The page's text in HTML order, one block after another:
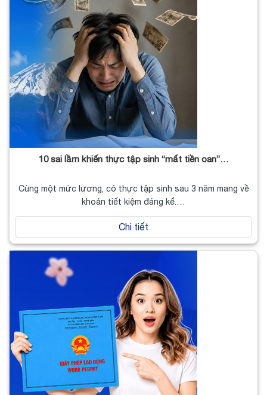
10 sai lầm khiến thực tập sinh “mất tiền oan”…
Cùng một mức lương, có thực tập sinh sau 3 năm mang về
khoản tiết kiệm đáng kể.…
Chi tiết